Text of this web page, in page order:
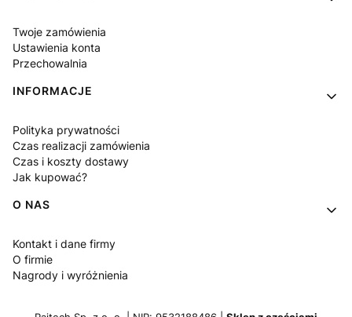
Twoje zamówienia
Ustawienia konta
Przechowalnia
INFORMACJE
Polityka prywatności
Czas realizacji zamówienia
Czas i koszty dostawy
Jak kupować?
O NAS
Kontakt i dane firmy
O firmie
Nagrody i wyróżnienia